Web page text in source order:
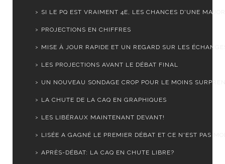
SI LE PQ EST VRAIMENT 4E, LES CHANCES D'UNE
PROJECTIONS EN CHIFFRES
MISE À JOUR RAPIDE ET UN REGARD SUR LES
LES PROJECTIONS AVANT LE DÉBAT FINAL
UN NOUVEAU SONDAGE CROP POUR LE MOINS
LA CHUTE DE LA CAQ EN GRAPHIQUES
LES LIBÉRAUX MAINTENANT DEVANT!
LISÉE A GAGNÉ LE PREMIER DÉBAT ET CE N'EST PAS
APRÈS-DÉBAT: LA CAQ EN CHUTE LIBRE?